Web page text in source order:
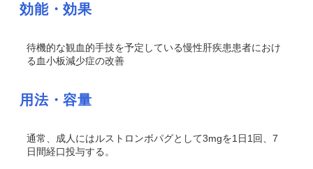
効能・効果
待機的な観血的手技を予定している慢性肝疾患患者におけ
る血小板減少症の改善
用法・容量
通常、成人にはルストロンボパグとして3mgを1日1回、7
日間経口投与する。